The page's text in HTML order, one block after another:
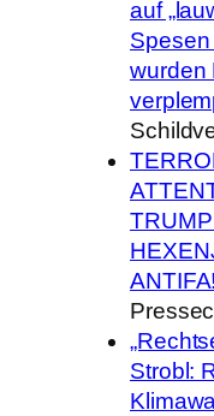
auf
wurden
ANTIFA!
Strobl: